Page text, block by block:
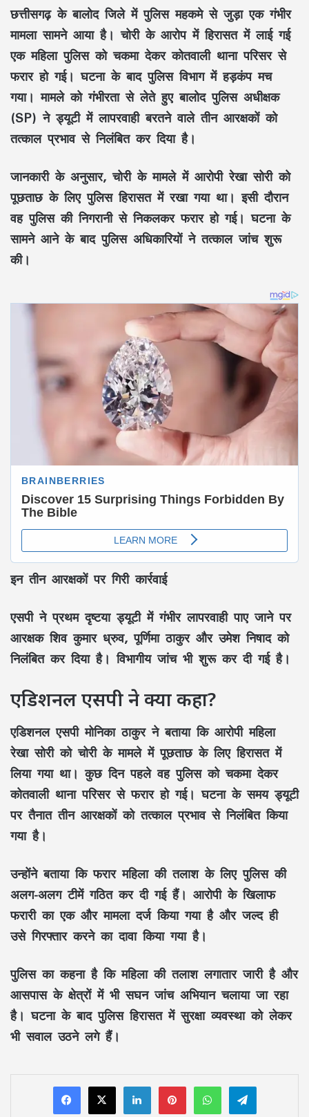
छत्तीसगढ़ के बालोद जिले में पुलिस महकमे से जुड़ा एक गंभीर
मामला सामने आया है। चोरी के आरोप में हिरासत में लाई गई
एक महिला पुलिस को चकमा देकर कोतवाली थाना परिसर से
फरार हो गई। घटना के बाद पुलिस विभाग में हड़कंप मच
गया। मामले को गंभीरता से लेते हुए बालोद पुलिस अधीक्षक
(SP) ने ड्यूटी में लापरवाही बरतने वाले तीन आरक्षकों को
तत्काल प्रभाव से निलंबित कर दिया है।
जानकारी के अनुसार, चोरी के मामले में आरोपीरेखा सोरीको
पूछताछ के लिए पुलिस हिरासत में रखा गया था। इसी दौरान
वह पुलिस की निगरानी से निकलकर फरार हो गई। घटना के
सामने आने के बाद पुलिस अधिकारियों ने तत्काल जांच शुरू
की।
इन तीन आरक्षकों पर गिरी कार्रवाई
एसपी ने प्रथम दृष्टया ड्यूटी में गंभीर लापरवाही पाए जाने पर
आरक्षकशिव कुमार ध्रुव, पूर्णिमा ठाकुर और उमेश निषादको
निलंबित कर दिया है। विभागीय जांच भी शुरू कर दी गई है।
एडिशनल एसपी ने क्या कहा?
एडिशनल एसपीमोनिका ठाकुरने बताया कि आरोपी महिला
रेखा सोरी को चोरी के मामले में पूछताछ के लिए हिरासत में
लिया गया था। कुछ दिन पहले वह पुलिस को चकमा देकर
कोतवाली थाना परिसर से फरार हो गई। घटना के समय ड्यूटी
पर तैनात तीन आरक्षकों को तत्काल प्रभाव से निलंबित किया
गया है।
उन्होंने बताया कि फरार महिला की तलाश के लिए पुलिस की
अलग-अलग टीमें गठित कर दी गई हैं। आरोपी के खिलाफ
फरारी का एक और मामला दर्ज किया गया है और जल्द ही
उसे गिरफ्तार करने का दावा किया गया है।
पुलिस का कहना है कि महिला की तलाश लगातार जारी है और
आसपास के क्षेत्रों में भी सघन जांच अभियान चलाया जा रहा
है। घटना के बाद पुलिस हिरासत में सुरक्षा व्यवस्था को लेकर
भी सवाल उठने लगे हैं।
LinkedInPinterestWhatsAppTelegram